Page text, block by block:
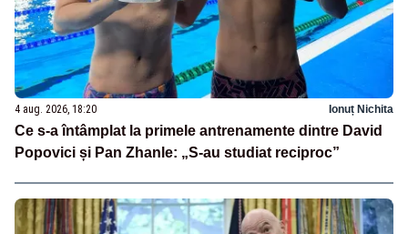
4 aug. 2026, 18:20 Ionuț Nichita
Ce s-a întâmplat la primele antrenamente dintre David
Popovici și Pan Zhanle: „S-au studiat reciproc”